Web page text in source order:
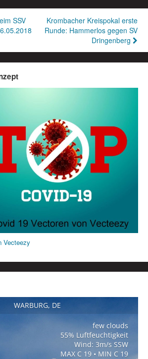
SSV
Krombacher Kreispokal erste
Runde: Hammerlos gegen SV
Dringenberg
Vecteezy
WARBURG, DE
few clouds
55% Luftfeuchtigkeit
Wind: 3m/s SSW
MAX C 19 • MIN C 19